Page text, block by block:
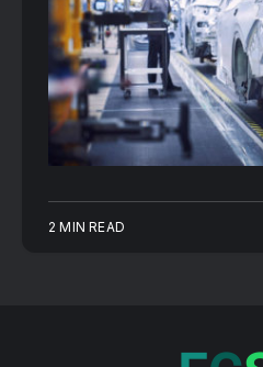
2 MIN READ